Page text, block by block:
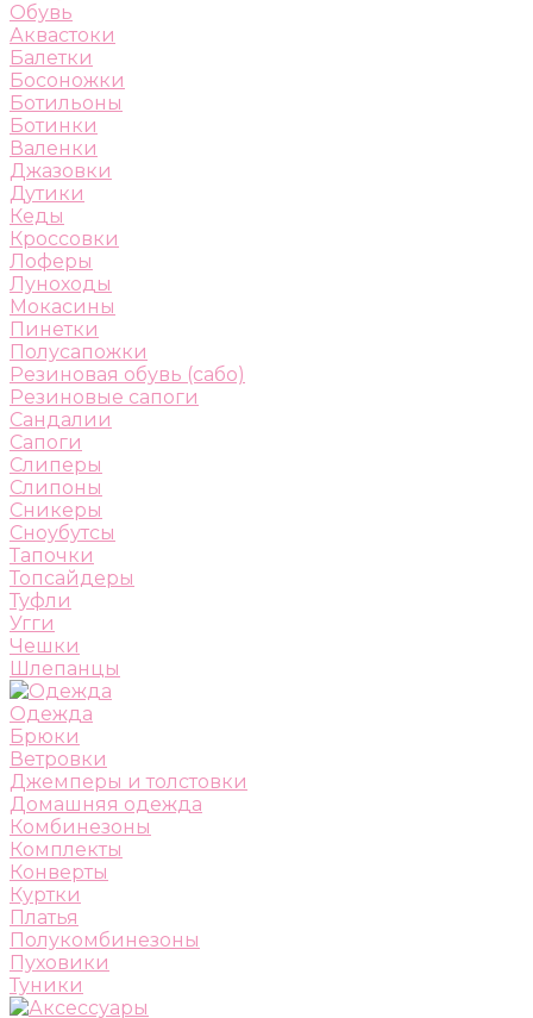
Обувь
Аквастоки
Балетки
Босоножки
Ботильоны
Ботинки
Валенки
Джазовки
Дутики
Кеды
Кроссовки
Лоферы
Луноходы
Мокасины
Пинетки
Полусапожки
Резиновая обувь (сабо)
Резиновые сапоги
Сандалии
Сапоги
Слиперы
Слипоны
Сникеры
Сноубутсы
Тапочки
Топсайдеры
Туфли
Угги
Чешки
Шлепанцы
Одежда
Брюки
Ветровки
Джемперы и толстовки
Домашняя одежда
Комбинезоны
Комплекты
Конверты
Куртки
Платья
Полукомбинезоны
Пуховики
Туники